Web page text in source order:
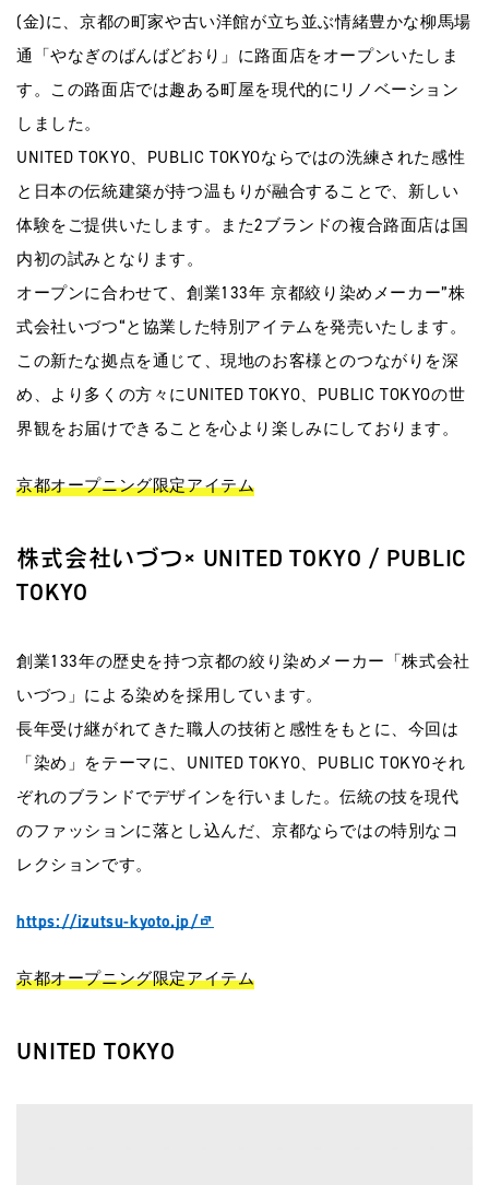
(金)に、京都の町家や古い洋館が立ち並ぶ情緒豊かな柳馬場
通「やなぎのばんばどおり」に路面店をオープンいたしま
す。この路面店では趣ある町屋を現代的にリノベーション
しました。
UNITED TOKYO、PUBLIC TOKYOならではの洗練された感性
と日本の伝統建築が持つ温もりが融合することで、新しい
体験をご提供いたします。また2ブランドの複合路面店は国
内初の試みとなります。
オープンに合わせて、創業133年 京都絞り染めメーカー”株
式会社いづつ“と協業した特別アイテムを発売いたします。
この新たな拠点を通じて、現地のお客様とのつながりを深
め、より多くの方々にUNITED TOKYO、PUBLIC TOKYOの世
界観をお届けできることを心より楽しみにしております。
京都オープニング限定アイテム
株式会社いづつ× UNITED TOKYO / PUBLIC
TOKYO
創業133年の歴史を持つ京都の絞り染めメーカー「株式会社
いづつ」による染めを採用しています。
長年受け継がれてきた職人の技術と感性をもとに、今回は
「染め」をテーマに、UNITED TOKYO、PUBLIC TOKYOそれ
ぞれのブランドでデザインを行いました。伝統の技を現代
のファッションに落とし込んだ、京都ならではの特別なコ
レクションです。
https://izutsu-kyoto.jp/
京都オープニング限定アイテム
UNITED TOKYO